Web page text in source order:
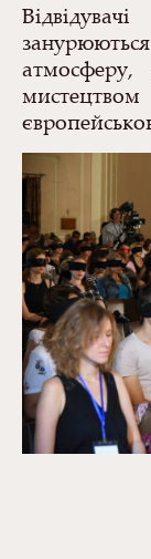
атмосферу,